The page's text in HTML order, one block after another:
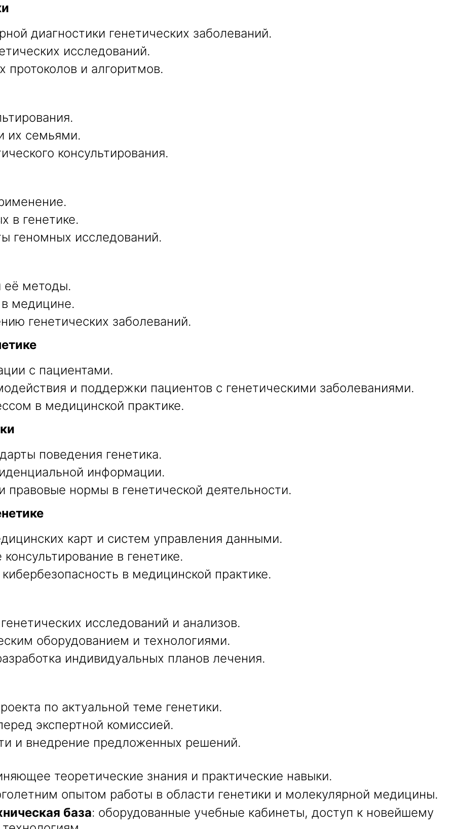
диагностики генетических заболеваний.
исследований.
протоколов и алгоритмов.
их семьями.
консультирования.
в генетике.
геномных исследований.
её методы.
медицине.
генетических заболеваний.
с пациентами.
и поддержки пациентов с генетическими заболеваниями.
в медицинской практике.
поведения генетика.
информации.
правовые нормы в генетической деятельности.
карт и систем управления данными.
в генетике.
в медицинской практике.
исследований и анализов.
оборудованием и технологиями.
индивидуальных планов лечения.
по актуальной теме генетики.
экспертной комиссией.
и внедрение предложенных решений.
теоретические знания и практические навыки.
опытом работы в области генетики и молекулярной медицины.
база: оборудованные учебные кабинеты, доступ к новейшему